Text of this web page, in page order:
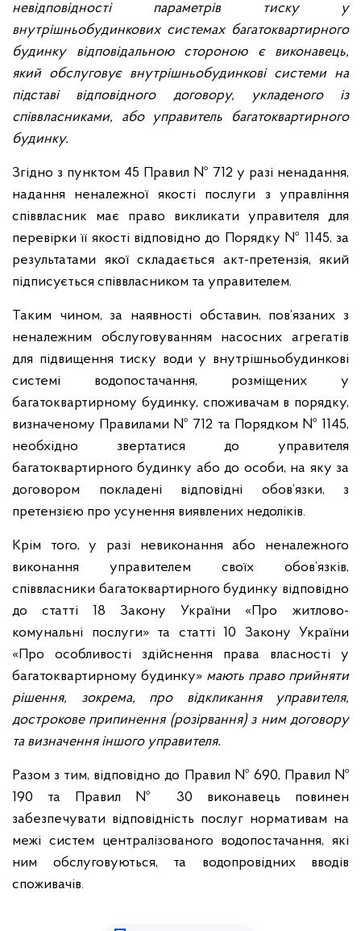
невідповідності параметрів тиску у
внутрішньобудинкових системах багатоквартирного
будинку відповідальною стороною є виконавець,
який обслуговує внутрішньобудинкові системи на
підставі відповідного договору, укладеного із
співвласниками, або управитель багатоквартирного
будинку.
Згідно з пунктом 45 Правил № 712 у разі ненадання,
надання неналежної якості послуги з управління
співвласник має право викликати управителя для
перевірки її якості відповідно до Порядку № 1145, за
результатами якої складається акт-претензія, який
підписується співвласником та управителем.
Таким чином, за наявності обставин, пов’язаних з
неналежним обслуговуванням насосних агрегатів
для підвищення тиску води у внутрішньобудинкові
системі водопостачання, розміщених у
багатоквартирному будинку, споживачам в порядку,
визначеному Правилами № 712 та Порядком № 1145,
необхідно звертатися до управителя
багатоквартирного будинку або до особи, на яку за
договором покладені відповідні обов’язки, з
претензією про усунення виявлених недоліків.
Крім того, у разі невиконання або неналежного
виконання управителем своїх обов’язків,
співвласники багатоквартирного будинку відповідно
до статті 18 Закону України «Про житлово-
комунальні послуги» та статті 10 Закону України
«Про особливості здійснення права власності у
багатоквартирному будинку» мають право прийняти
рішення, зокрема, про відкликання управителя,
дострокове припинення (розірвання) з ним договору
та визначення іншого управителя.
Разом з тим, відповідно до Правил № 690, Правил №
190 та Правил № 30 виконавець повинен
забезпечувати відповідність послуг нормативам на
межі систем централізованого водопостачання, які
ним обслуговуються, та водопровідних вводів
споживачів.